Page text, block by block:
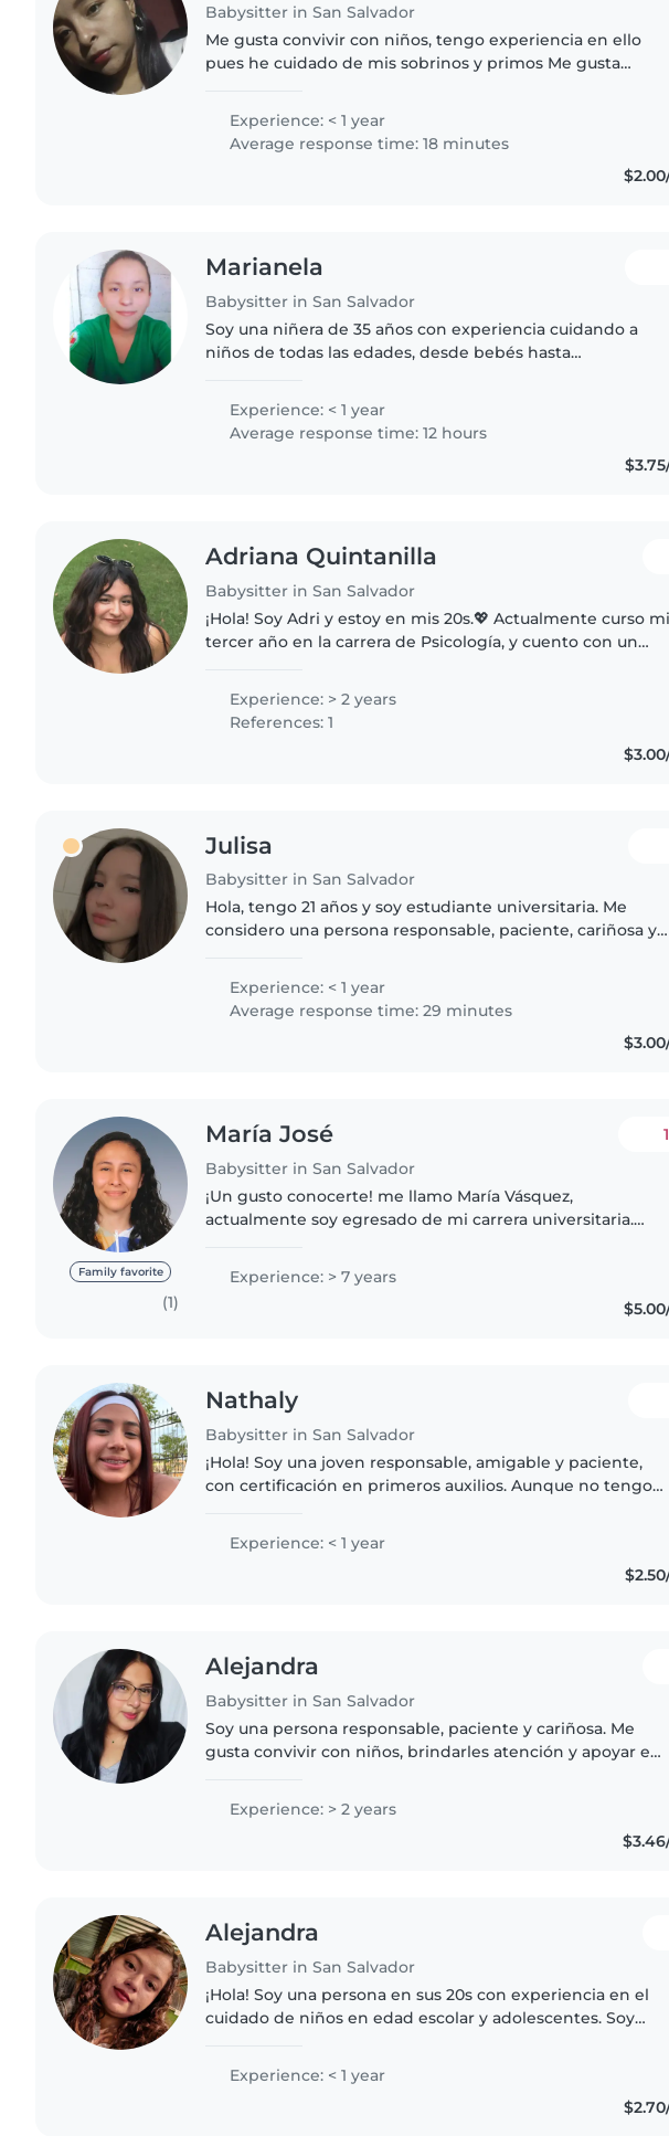
Babysitter in San Salvador
Me gusta convivir con niños, tengo experiencia en ello
pues he cuidado de mis sobrinos y primos Me gusta
experiencias hacer actividades..
Experience: < 1 year
Average response time: 18 minutes
Marianela
Babysitter in San Salvador
Soy una niñera de 35 años con experiencia cuidando a
niños de todas las edades, desde bebés hasta
habilidades en dibujo, lectura,..
Experience: < 1 year
Average response time: 12 hours
Adriana Quintanilla
Babysitter in San Salvador
¡Hola! Soy Adri y estoy en mis 20s.💖 Actualmente curso mi
tercer año en la carrera de Psicología, y cuento con un
Experience: > 2 years
References: 1
Julisa
Babysitter in San Salvador
Hola, tengo 21 años y soy estudiante universitaria. Me
considero una persona responsable, paciente, cariñosa y
contribuir a que..
Experience: < 1 year
Average response time: 29 minutes
Family favorite
(1)
María José
Babysitter in San Salvador
¡Un gusto conocerte! me llamo María Vásquez,
actualmente soy egresado de mi carrera universitaria.
ellos por lo que me gusta cuidar..
Experience: > 7 years
Nathaly
Babysitter in San Salvador
¡Hola! Soy una joven responsable, amigable y paciente,
con certificación en primeros auxilios. Aunque no tengo
encanta trabajar..
Experience: < 1 year
Alejandra
Babysitter in San Salvador
Soy una persona responsable, paciente y cariñosa. Me
gusta convivir con niños, brindarles atención y apoyar en
y comprometida..
Experience: > 2 years
Alejandra
Babysitter in San Salvador
¡Hola! Soy una persona en sus 20s con experiencia en el
cuidado de niños en edad escolar y adolescentes. Soy
Experience: < 1 year